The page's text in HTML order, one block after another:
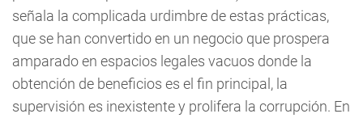
señala la complicada urdimbre de estas prácticas,
que se han convertido en un negocio que prospera
amparado en espacios legales vacuos donde la
obtención de beneficios es el fin principal, la
supervisión es inexistente y prolifera la corrupción. En